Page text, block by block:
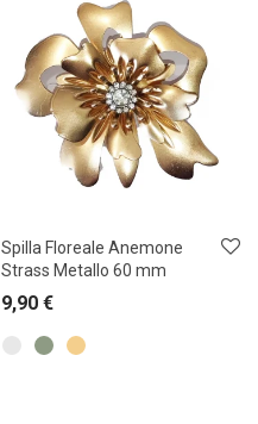
Spilla Floreale Anemone
Strass Metallo 60 mm
9,90 €